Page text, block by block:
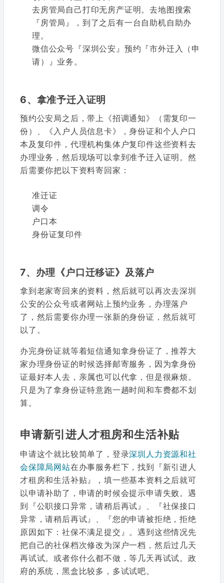
去房管局自己打印无房产证明。去地图搜索
『房管局』，到了之后有一台自助机自助办
理。
微信公众号『深圳公安』预约『市外迁入（申
请）』业务。
6、拿准予迁入证明
预约公安局之后，带上《招调通知》（需复印一
份）、《入户人员信息卡》，身份证和个人户口
本及复印件，代理机构集体户复印件这些资料去
办理业务，然后现场可以拿到准予迁入证明。然
后需要你把以下资料寄回家：
准迁证
调令
户口本
身份证复印件
7、办理《户口迁移证》及落户
拿到老家寄回来的资料，然后就可以再次去深圳
公安的公众号或者网站上预约业务，办理落户
了，然后需要你办理一张新的身份证，然后就可
以了。
办完身份证就等着短信通知拿身份证了，推荐大
家办理身份证的时候选择邮寄服务，因为拿身份
证最好本人去，亲属也可以代拿，但是很麻烦。
只是为了拿身份证特意跑一趟时间和车费都不划
算。
申请新引进人才租房和生活补贴
申请这个就比较简单了，登录深圳人力资源和社
会保障局网站在办事服务栏下，找到『新引进人
才租房和生活补贴』，填一些基本资料之后就可
以申请补助了，申请的时候会提示申请失败。遇
到『公职接口异常，请稍后再试』、『社保接口
异常，请稍后再试』、『您的申请被拒绝，拒绝
原因如下：社保不满足提交』。遇到这些情况先
把自己的社保档次修改为深户一档，然后过几天
再试试。或者你什么都不做，等几天再试试。政
府的系统，黑盒比较多，多试试吧。